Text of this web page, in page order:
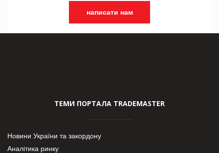
написати нам
ТЕМИ ПОРТАЛА TRADEMASTER
Новини України та закордону
Аналітика ринку